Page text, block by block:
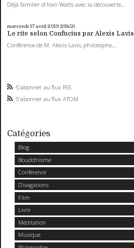
Déjà familier d’Alan Watts avec la découverte,...
mercredi 17 avril 2019 23h50
Le rite selon Confucius par Alexis Lavis
Conférence de M. Alexis Lavis, philosophe,...
S'abonner au flux RSS
S'abonner au flux ATOM
Catégories
Blog
Bouddhisme
Conférence
Divagations
Film
Livre
Méditation
Musique